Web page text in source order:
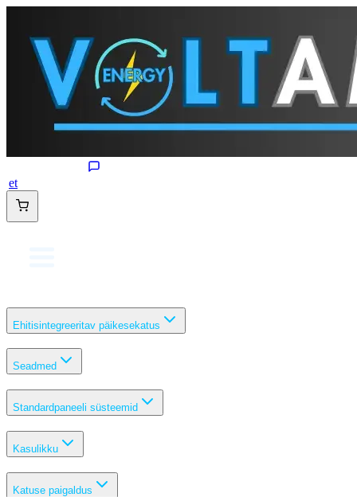
et
Ehitisintegreeritav päikesekatus
Seadmed
Standardpaneeli süsteemid
Kasulikku
Katuse paigaldus